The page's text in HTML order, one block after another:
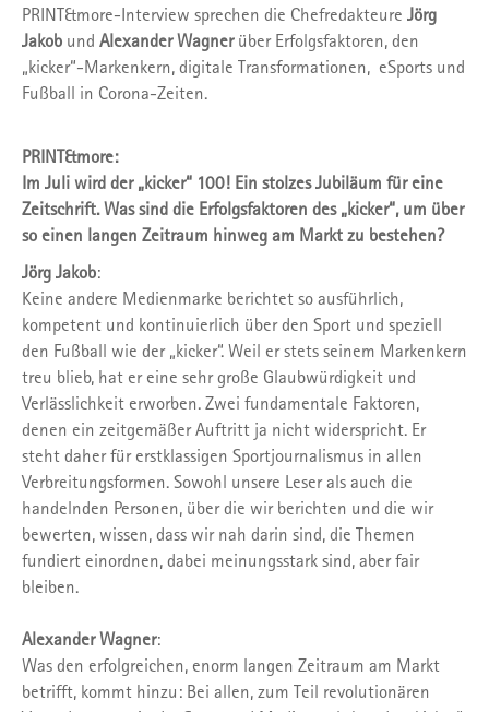
PRINT&more-Interview sprechen die Chefredakteure Jörg
Jakob und Alexander Wagnerüber Erfolgsfaktoren, den
„kicker“-Markenkern, digitale Transformationen, eSports und
Fußball in Corona-Zeiten.
PRINT&more:
Im Juli wird der „kicker“ 100! Ein stolzes Jubiläum für eine
Zeitschrift. Was sind die Erfolgsfaktoren des „kicker“, um über
so einen langen Zeitraum hinweg am Markt zu bestehen?
Jörg Jakob:
Keine andere Medienmarke berichtet so ausführlich,
kompetent und kontinuierlich über den Sport und speziell
den Fußball wie der „kicker“. Weil er stets seinem Markenkern
treu blieb, hat er eine sehr große Glaubwürdigkeit und
Verlässlichkeit erworben. Zwei fundamentale Faktoren,
denen ein zeitgemäßer Auftritt ja nicht widerspricht. Er
steht daher für erstklassigen Sportjournalismus in allen
Verbreitungsformen. Sowohl unsere Leser als auch die
handelnden Personen, über die wir berichten und die wir
bewerten, wissen, dass wir nah darin sind, die Themen
fundiert einordnen, dabei meinungsstark sind, aber fair
bleiben.
Alexander Wagner:
Was den erfolgreichen, enorm langen Zeitraum am Markt
betrifft, kommt hinzu: Bei allen, zum Teil revolutionären